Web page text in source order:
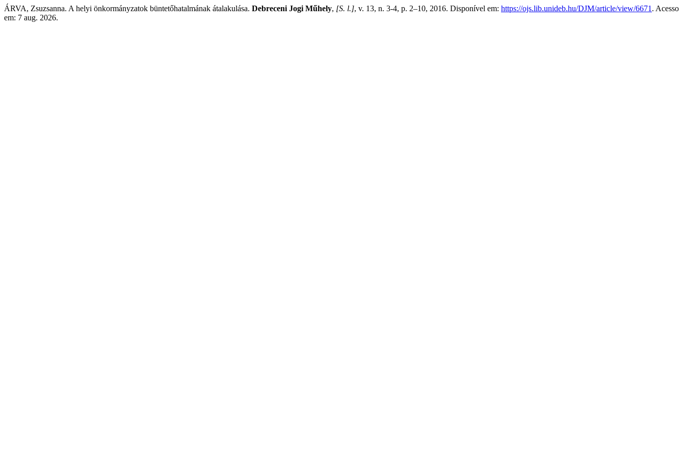
ÁRVA, Zsuzsanna. A helyi önkormányzatok büntetőhatalmának átalakulása. Debreceni Jogi Műhely, [S. l.], v. 13, n. 3-4, p. 2–10, 2016. Disponível em: https://ojs.lib.unideb.hu/DJM/article/view/6671 . Acesso
em: 7 aug. 2026.